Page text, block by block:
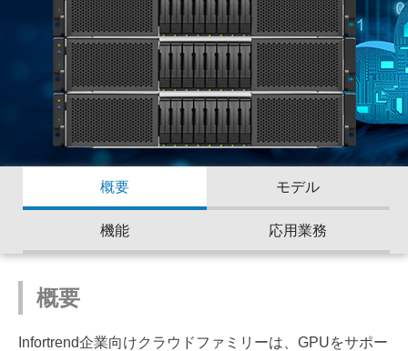
概要 モデル
機能 応用業務
概要
Infortrend企業向けクラウドファミリーは、GPUをサポー
サポート
パートナー
Infortrendについて